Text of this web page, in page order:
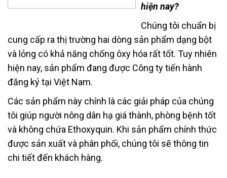
hiện nay?
Chúng tôi chuẩn bị
cung cấp ra thị trường hai dòng sản phẩm dạng bột
và lỏng có khả năng chống ôxy hóa rất tốt. Tuy nhiên
hiện nay, sản phẩm đang được Công ty tiến hành
đăng ký tại Việt Nam.
Các sản phẩm này chính là các giải pháp của chúng
tôi giúp người nông dân hạ giá thành, phòng bệnh tốt
và không chứa Ethoxyquin. Khi sản phẩm chính thức
được sản xuất và phân phối, chúng tôi sẽ thông tin
chi tiết đến khách hàng.